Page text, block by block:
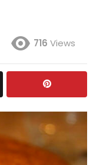
716 Views